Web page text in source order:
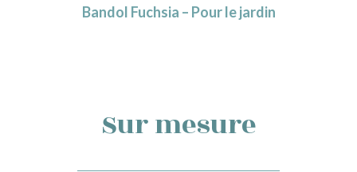
Bandol Fuchsia – Pour le jardin
Sur mesure